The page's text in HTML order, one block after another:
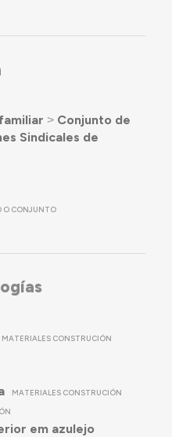
˃ Conjunto de
Sindicales de
O CONJUNTO
MATERIALES CONSTRUCIÓN
MATERIALES CONSTRUCIÓN
em azulejo